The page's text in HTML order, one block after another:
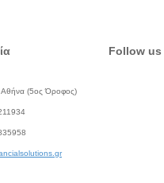
Αθήνα (5ος Όροφος)
Follow us